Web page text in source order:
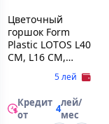
Цветочный
горшок Form
Plastic LOTOS L40
CM, L16 CM,
ANTRACIT5 лей
Кредит
от
4лей/
мес